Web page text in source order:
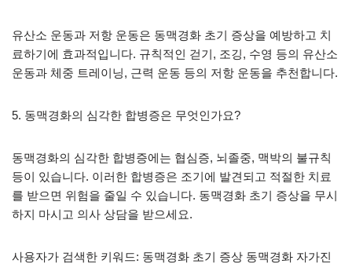
유산소 운동과 저항 운동은 동맥경화 초기 증상을 예방하고 치
료하기에 효과적입니다. 규칙적인 걷기, 조깅, 수영 등의 유산소
운동과 체중 트레이닝, 근력 운동 등의 저항 운동을 추천합니다.
5. 동맥경화의 심각한 합병증은 무엇인가요?
동맥경화의 심각한 합병증에는 협심증, 뇌졸중, 맥박의 불규칙
등이 있습니다. 이러한 합병증은 조기에 발견되고 적절한 치료
를 받으면 위험을 줄일 수 있습니다. 동맥경화 초기 증상을 무시
하지 마시고 의사 상담을 받으세요.
사용자가 검색한 키워드: 동맥경화 초기 증상 동맥경화 자가진